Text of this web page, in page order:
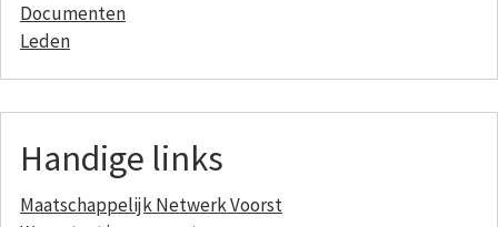
Documenten
Leden
Handige links
Maatschappelijk Netwerk Voorst